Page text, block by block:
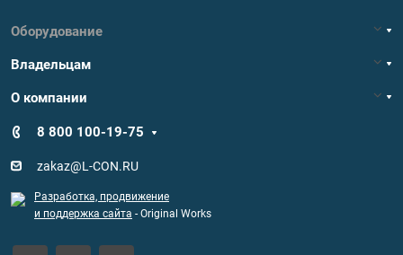
Оборудование
Владельцам
О компании
8 800 100-19-75
zakaz@L-CON.RU
Разработка, продвижение
и поддержка сайта - Original Works